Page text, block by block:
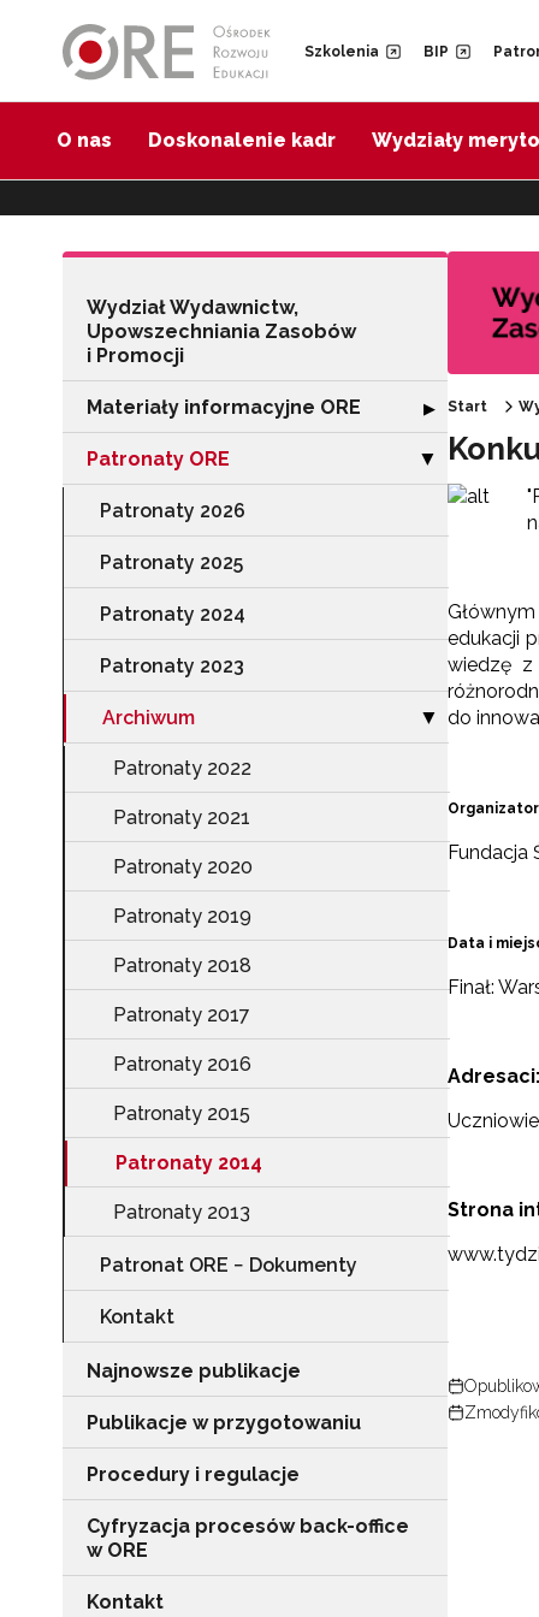
Szkolenia BIP
O nas Doskonalenie kadr Wydziały
Wydział Wydawnictw,
Upowszechniania Zasobów
i Promocji
Materiały informacyjne ORE Rozwiń sekcję
▶
Patronaty ORE Zwiń sekcję
▶
Patronaty 2026
Patronaty 2025
Patronaty 2024
Patronaty 2023
Archiwum Zwiń sekcję
▶
Patronaty 2022
Patronaty 2021
Patronaty 2020
Patronaty 2019
Patronaty 2018
Patronaty 2017
Patronaty 2016
Patronaty 2015
Patronaty 2014
Patronaty 2013
Patronat ORE − Dokumenty
Kontakt
Najnowsze publikacje
Publikacje w przygotowaniu
Procedury i regulacje
Cyfryzacja procesów back-office
w ORE
Kontakt
Start
edukacji
wiedzę z
do
Fundacja
Data i
Finał:
Adresaci:
Strona